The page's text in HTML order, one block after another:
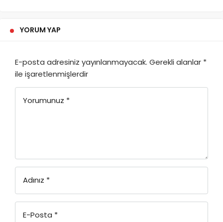
YORUM YAP
E-posta adresiniz yayınlanmayacak. Gerekli alanlar *
ile işaretlenmişlerdir
Yorumunuz *
Adınız *
E-Posta *